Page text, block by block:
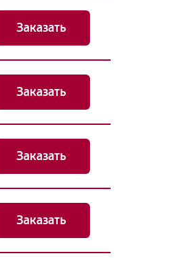
Заказать
Заказать
Заказать
Заказать